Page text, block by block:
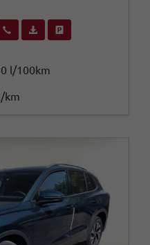
Wir rufen Sie anFahrzeugexposé (PDF)
l/100km
km